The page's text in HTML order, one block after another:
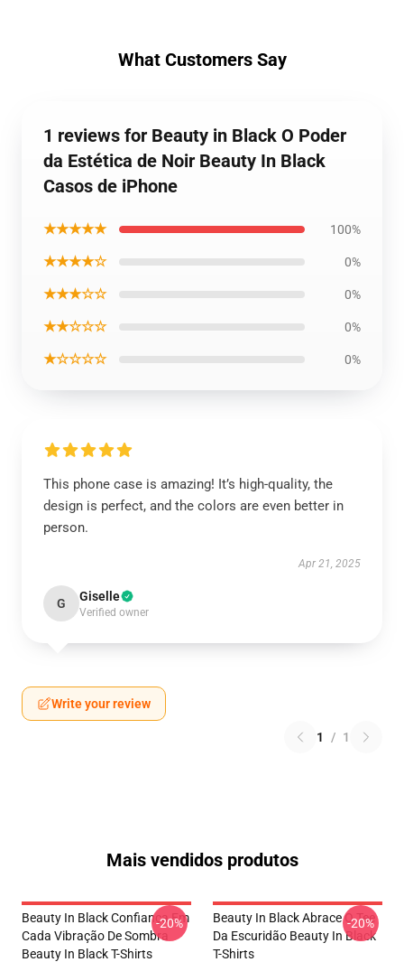
What Customers Say
1 reviews for Beauty in Black O Poder
da Estética de Noir Beauty In Black
Casos de iPhone
★★★★★ 100%
★★★★☆ 0%
★★★☆☆ 0%
★★☆☆☆ 0%
★☆☆☆☆ 0%
This phone case is amazing! It’s high-quality, the
design is perfect, and the colors are even better in
person.
Apr 21, 2025
G Giselle
Verified owner
Write your review
1 / 1
Mais vendidos produtos
Beauty In Black Confiança Em
Cada Vibração De Sombra
Beauty In Black T-Shirts
-20%
Beauty In Black Abrace O Tee
Da Escuridão Beauty In Black
T-Shirts
-20%